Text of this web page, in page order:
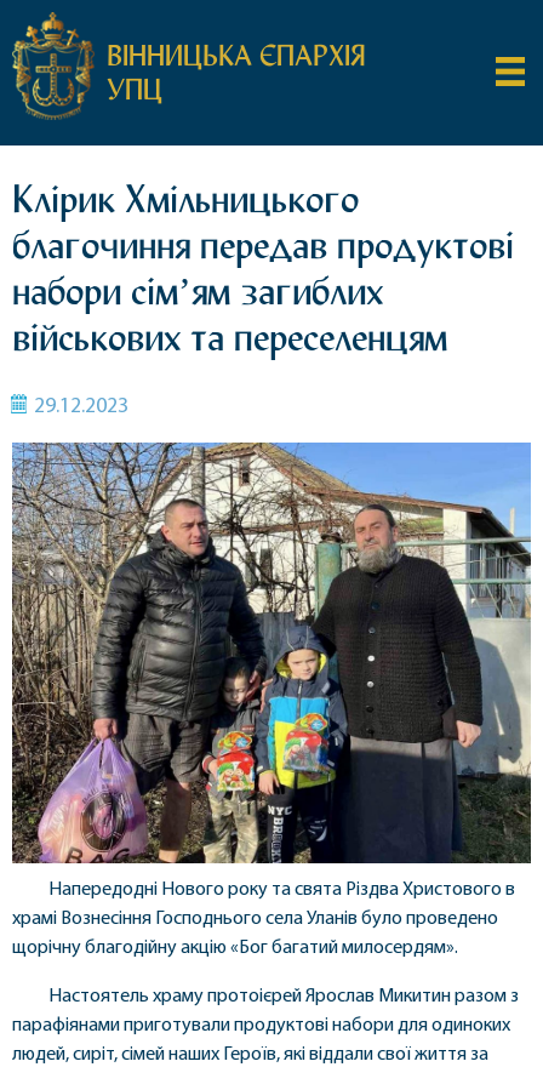
ВІННИЦЬКА ЄПАРХІЯ
УПЦ
Клірик Хмільницького
благочиння передав продуктові
набори сімʼям загиблих
військових та переселенцям
29.12.2023
Напередодні Нового року та свята Різдва Христового в
храмі Вознесіння Господнього села Уланів було проведено
щорічну благодійну акцію «Бог багатий милосердям».
Настоятель храму протоієрей Ярослав Микитин разом з
парафіянами приготували продуктові набори для одиноких
людей, сиріт, сімей наших Героїв, які віддали свої життя за